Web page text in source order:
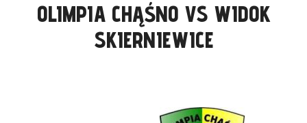
OLIMPIA CHĄŚNO VS WIDOK
SKIERNIEWICE